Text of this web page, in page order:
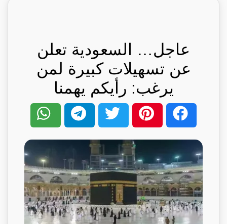
عاجل… السعودية تعلن
عن تسهيلات كبيرة لمن
يرغب: رأيكم يهمنا